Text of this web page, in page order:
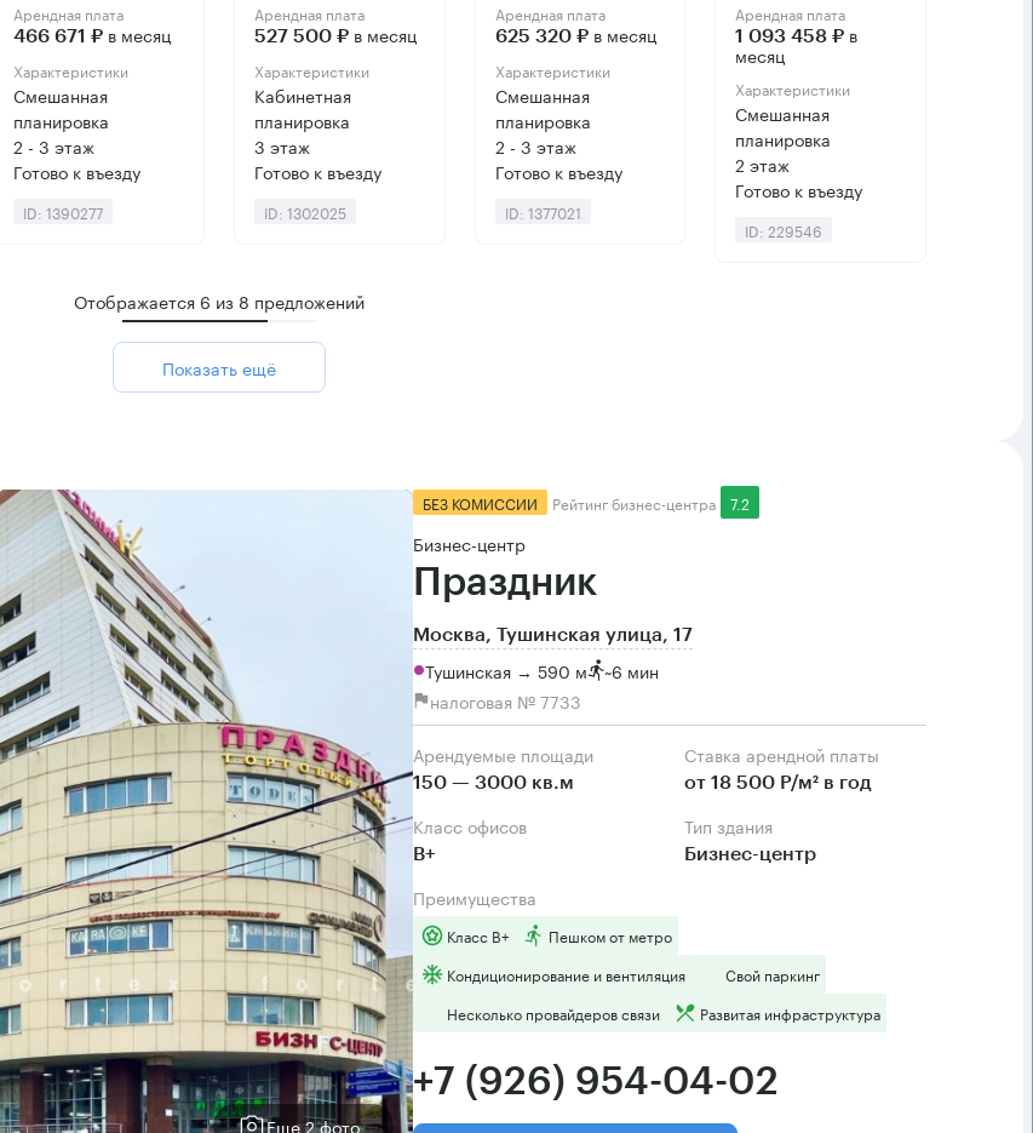
Арендная плата
466 671 ₽ в месяц
Характеристики
Смешанная
планировка
2 - 3 этаж
Готово к въезду
ID: 1390277
Арендная плата
527 500 ₽в месяц
Характеристики
Кабинетная
планировка
3 этаж
Готово к въезду
ID: 1302025
Арендная плата
625 320 ₽в месяц
Характеристики
Смешанная
планировка
2 - 3 этаж
Готово к въезду
ID: 1377021
Арендная плата
1 093 458 ₽ в
месяц
Характеристики
Смешанная
планировка
2 этаж
Готово к въезду
ID: 229546
Отображается 6 из 8 предложений
Показать ещё
Еще 2 фото
БЕЗ КОМИССИИ Рейтинг бизнес-центра 7.2
Бизнес-центр
Праздник
Москва, Тушинская улица, 17
Тушинская → 590 м ~6 мин
налоговая № 7733
Арендуемые площади
150 — 3000 кв.м
Ставка арендной платы
от 18 500 Р/м² в год
Класс офисов
B+
Тип здания
Бизнес-центр
Преимущества
Класс B+
Пешком от метро
Кондиционирование и вентиляция
Свой паркинг
Несколько провайдеров связи
Развитая инфраструктура
+7 (926) 954-04-02